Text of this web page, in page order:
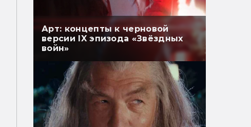
Арт: концепты к черновой
версии IX эпизода «Звёздных
войн»